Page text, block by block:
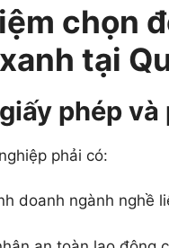
chọn
tại
phép và
phải có:
doanh ngành nghề